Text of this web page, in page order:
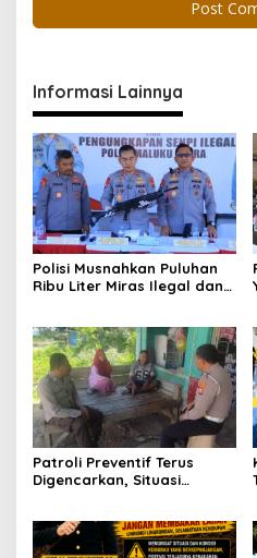
Informasi Lainnya
Polisi Musnahkan Puluhan
Ribu Liter Miras Ilegal dan
Lintas Negara
Patroli Preventif Terus
Digencarkan, Situasi
Kondusif